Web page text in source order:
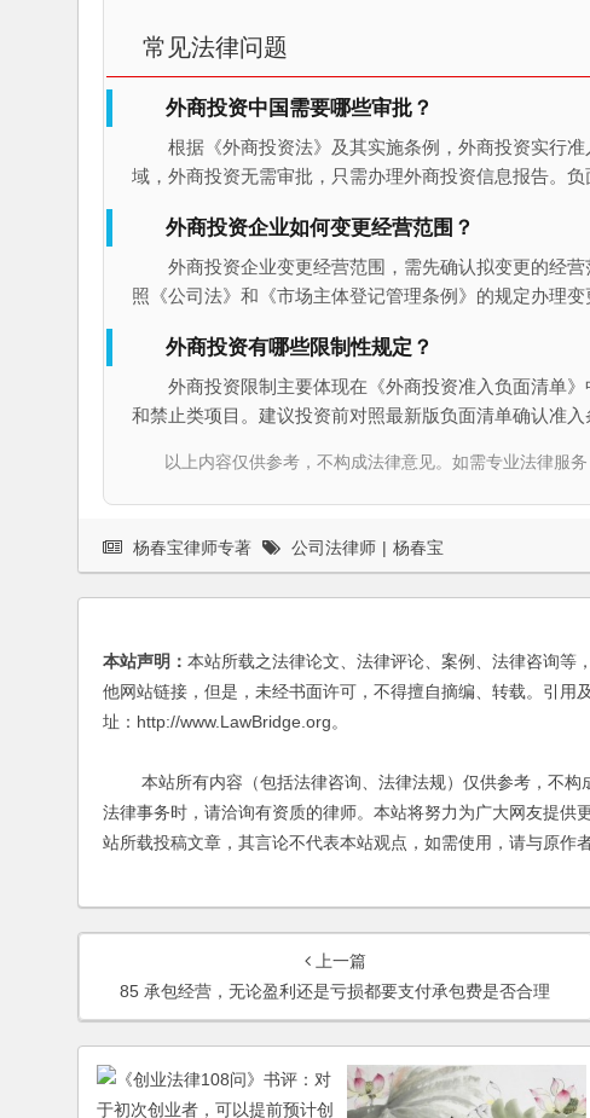
常见法律问题
外商投资中国需要哪些审批？
根据《外商投资法》及其实施条例，外商投资实行
域，外商投资无需审批，只需办理外商投资信息报告。负
外商投资企业如何变更经营范围？
外商投资企业变更经营范围，需先确认拟变更的经
照《公司法》和《市场主体登记管理条例》的规定办理变
外商投资有哪些限制性规定？
外商投资限制主要体现在《外商投资准入负面清单
和禁止类项目。建议投资前对照最新版负面清单确认准入
以上内容仅供参考，不构成法律意见。如需专业法律服
杨春宝律师专著 公司法律师 | 杨春宝
本站声明： 本站所载之法律论文、法律评论、案例、法律咨询等
他网站链接，但是，未经书面许可，不得擅自摘编、转载。引
址：http://www.LawBridge.org。
本站所有内容（包括法律咨询、法律法规）仅供参考，不构
法律事务时，请洽询有资质的律师。本站将努力为广大网友提
站所载投稿文章，其言论不代表本站观点，如需使用，请与原作
上一篇
85 承包经营，无论盈利还是亏损都要支付承包费是否合理